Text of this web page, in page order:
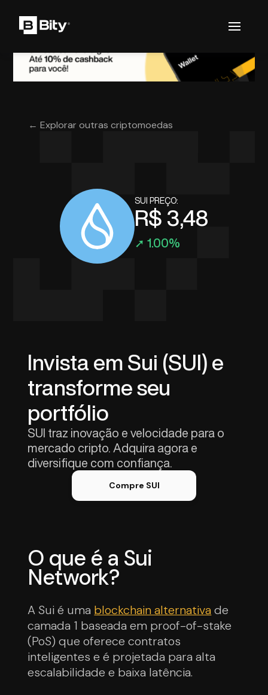
← Explorar outras criptomoedas
SUI PREÇO:
R$ 3,48
➚ 1.00%
Invista em Sui (SUI) e
transforme seu
portfólio
SUI traz inovação e velocidade para o
mercado cripto. Adquira agora e
diversifique com confiança.
Compre SUI
O que é a Sui
Network?
A Sui é uma blockchain alternativade
camada 1 baseada em proof-of-stake
(PoS) que oferece contratos
inteligentes e é projetada para alta
escalabilidade e baixa latência.